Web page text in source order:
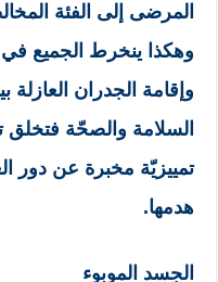
المرضى إلى الفئة
وهكذا ينخرط الجميع
وإقامة الجدران العازلة
السلامة والصحّة فتخلق
تمييزيّة مخبرة عن دور
هدمها.
الجسد الموبوء